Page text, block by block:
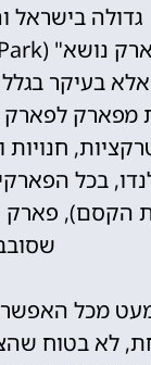
גדולה בישראל
בעיקר בגלל
מפארק
בכל
פארק
כמעט מכל
לא בטוח